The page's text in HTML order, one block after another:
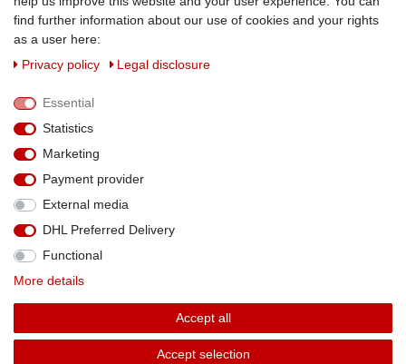
Magnetismus von A-Z
Magnetmaterialien
Downloads
Handelspartner werden
Facebook
* Alle Preise verstehen sich inkl. MwSt. zzgl. Versandkosten. Alle Angebote sind
freibleibend zzgl. Versandkosten und bei Nachnahme Übermittlungsentgelt. Irrtümer,
find further information about our use of cookies and your rights
as a user here:
Privacy policy
Legal disclosure
Essential
Statistics
Marketing
Payment provider
External media
DHL Preferred Delivery
Functional
More details
Accept all
Accept selection